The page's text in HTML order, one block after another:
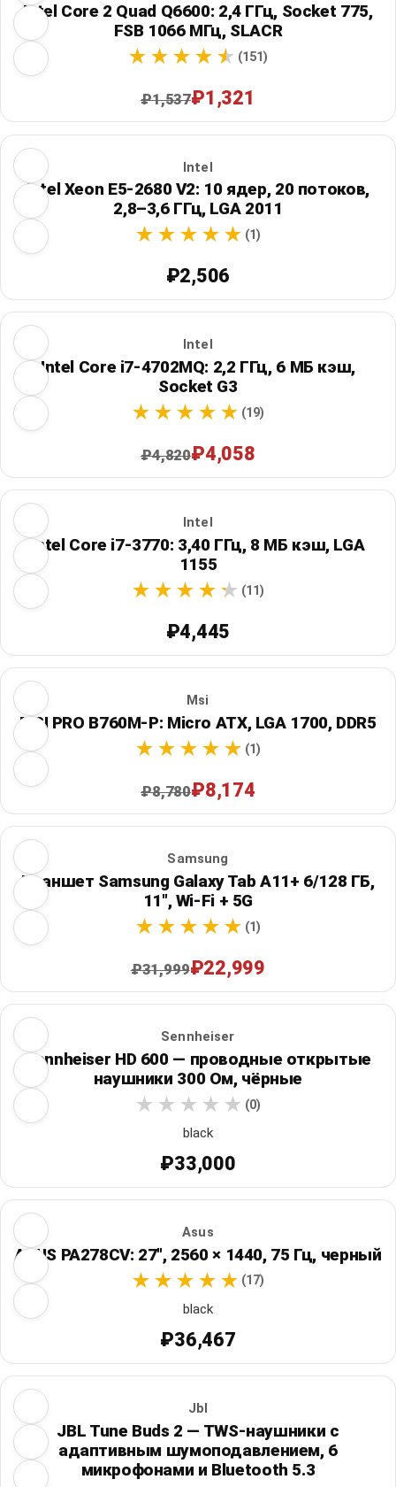
Intel Core 2 Quad Q6600: 2,4 ГГц, Socket 775,
FSB 1066 МГц, SLACR
(151)
₽1,537₽1,321
Intel
Intel Xeon E5-2680 V2: 10 ядер, 20 потоков,
2,8–3,6 ГГц, LGA 2011
(1)
₽2,506
Intel
Intel Core i7-4702MQ: 2,2 ГГц, 6 МБ кэш,
Socket G3
(19)
₽4,820₽4,058
Intel
Intel Core i7-3770: 3,40 ГГц, 8 МБ кэш, LGA
1155
(11)
₽4,445
Msi
MSI PRO B760M-P: Micro ATX, LGA 1700, DDR5
(1)
₽8,780₽8,174
Samsung
Планшет Samsung Galaxy Tab A11+ 6/128 ГБ,
11", Wi‑Fi + 5G
(1)
₽31,999₽22,999
Sennheiser
Sennheiser HD 600 — проводные открытые
наушники 300 Ом, чёрные
(0)
black
₽33,000
Asus
ASUS PA278CV: 27", 2560 × 1440, 75 Гц, черный
(17)
black
₽36,467
Jbl
JBL Tune Buds 2 — TWS-наушники с
адаптивным шумоподавлением, 6
микрофонами и Bluetooth 5.3